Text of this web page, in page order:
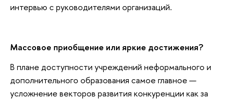
интервью с руководителями организаций.
Массовое приобщение или яркие достижения?
В плане доступности учреждений неформального и
дополнительного образования самое главное —
усложнение векторов развития конкуренции как за